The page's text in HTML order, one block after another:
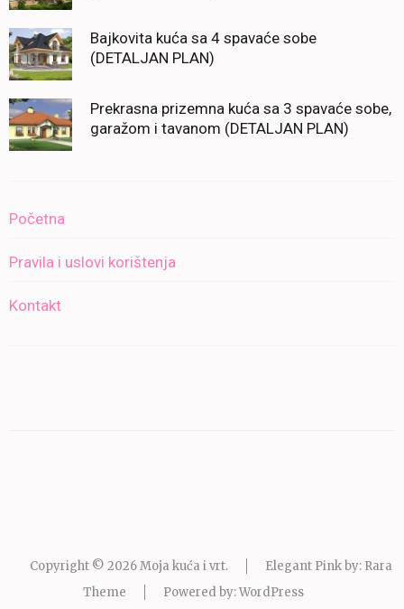
Bajkovita kuća sa 4 spavaće sobe
(DETALJAN PLAN)
Prekrasna prizemna kuća sa 3 spavaće sobe,
garažom i tavanom (DETALJAN PLAN)
Početna
Pravila i uslovi korištenja
Kontakt
Copyright © 2026Moja kuća i vrt.
Elegant Pink by: Rara
Theme
Powered by:WordPress